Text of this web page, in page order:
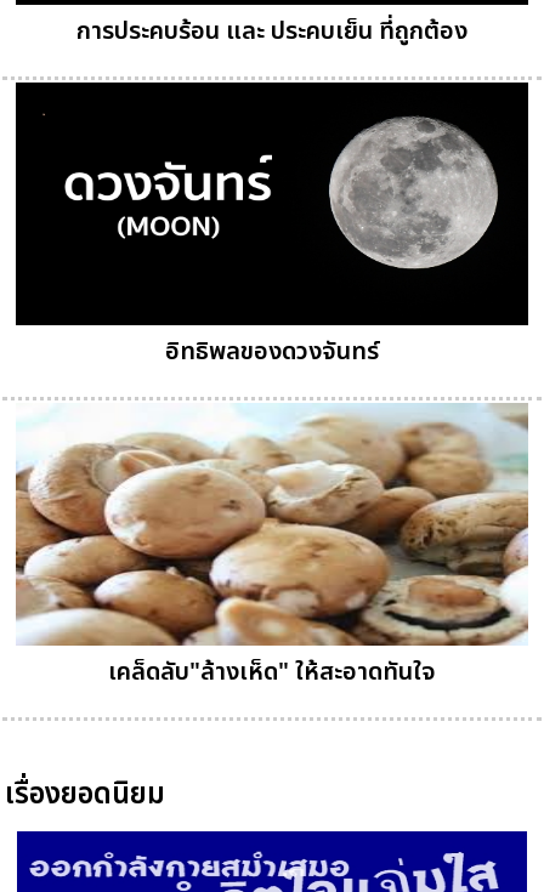
การประคบร้อน และ ประคบเย็น ที่ถูกต้อง
อิทธิพลของดวงจันทร์
เคล็ดลับ"ล้างเห็ด" ให้สะอาดทันใจ
เรื่องยอดนิยม